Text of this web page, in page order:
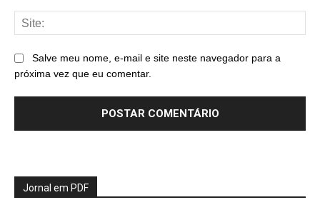
Salve meu nome, e-mail e site neste navegador para a
próxima vez que eu comentar.
Jornal em PDF